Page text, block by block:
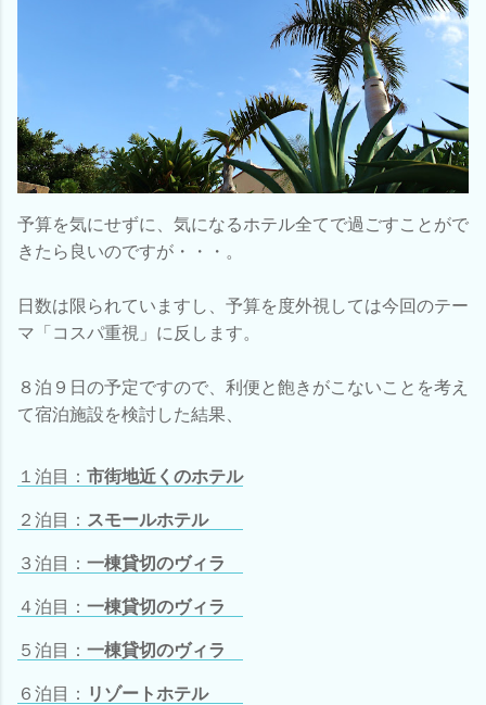
予算を気にせずに、気になるホテル全てで過ごすことがで
きたら良いのですが・・・。
日数は限られていますし、予算を度外視しては今回のテー
マ「コスパ重視」に反します。
８泊９日の予定ですので、利便と飽きがこないことを考え
て宿泊施設を検討した結果、
１泊目： 市街地近くのホテル
２泊目： スモールホテル
３泊目： 一棟貸切のヴィラ
４泊目： 一棟貸切のヴィラ
５泊目： 一棟貸切のヴィラ
６泊目： リゾートホテル